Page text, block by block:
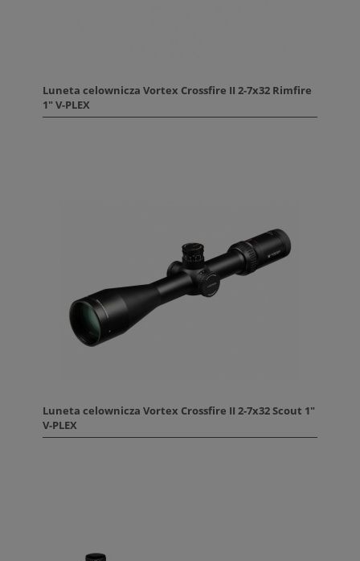
Luneta celownicza Vortex Crossfire II 2-7x32 Rimfire
1" V-PLEX
Luneta celownicza Vortex Crossfire II 2-7x32 Scout 1"
V-PLEX